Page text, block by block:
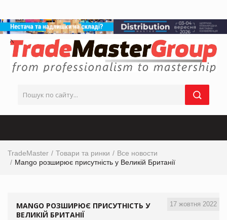
TradeMaster Товари та ринки
Все новости
Mango розширює присутність у Великій Британії
17 жовтня 2022
MANGO РОЗШИРЮЄ ПРИСУТНІСТЬ У
ВЕЛИКІЙ БРИТАНІЇ